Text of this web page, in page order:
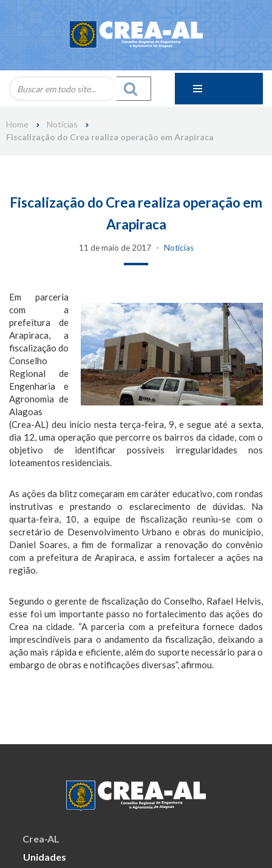
Home
Notícias
Fiscalização do Crea realiza operação em Arapiraca
Fiscalização do Crea realiza operação em
Arapiraca
11 de maio de 2017 Notícias
Em parceria
com a
prefeitura de
Arapiraca, a
fiscalização do
Conselho
Regional de
Engenharia e
Agronomia de
Alagoas
(Crea-AL) deu início nesta terça-feira, 9, e segue até a sexta,
dia 12, uma operação que percorre os bairros da cidade, com o
objetivo de identificar possíveis irregularidades nos
loteamentos residenciais.
As ações da blitz começaram em caráter educativo, com rondas
instrutivas e prestando o esclarecimento de dúvidas. Na
quarta-feira, 10, a equipe de fiscalização reuniu-se com o
secretário de Desenvolvimento Urbano e obras do município,
Daniel Soares, a fim de formalizar a renovação do convênio
com a prefeitura de Arapiraca, e assim fortalecer a ações na
região.
Segundo o gerente de fiscalização do Conselho, Rafael Helvis,
esse foi um importante passo no fortalecimento das ações do
Crea na cidade. “A parceria com a prefeitura fornece dados
imprescindíveis para o andamento da fiscalização, deixando a
ação mais rápida e eficiente, além do suporte necessário para o
embargo de obras e notificações diversas”, afirmou.
Crea-AL
Unidades